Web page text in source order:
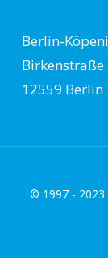
Berlin-
Birkenstraße
12559 Berlin
© 1997 - 2023